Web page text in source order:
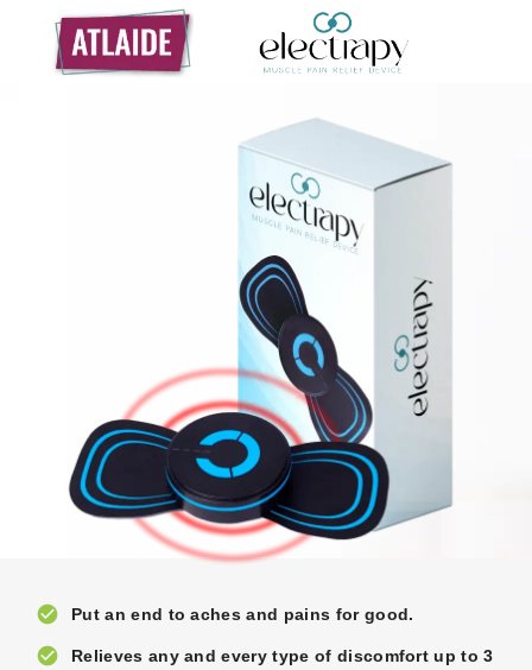
check_circle Put an end to aches and pains for good.
check_circle
Relieves any and every type of discomfort up to 3